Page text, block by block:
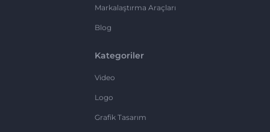
Markalaştırma Araçları
Blog
Kategoriler
Video
Logo
Grafik Tasarım